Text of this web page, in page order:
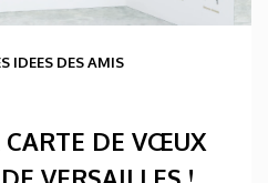
IDEES DES AMIS
CARTE DE VŒUX